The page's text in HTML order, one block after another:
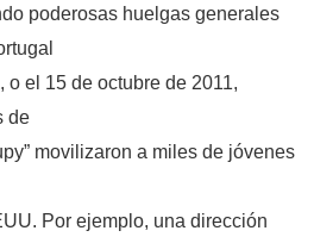
poderosas huelgas generales
el 15 de octubre de 2011,
de
movilizaron a miles de jóvenes
Por ejemplo, una dirección